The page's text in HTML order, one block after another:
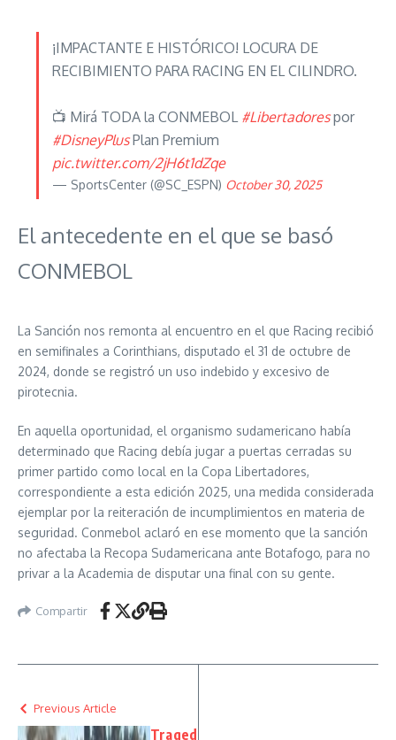
¡IMPACTANTE E HISTÓRICO! LOCURA DE
RECIBIMIENTO PARA RACING EN EL CILINDRO.
📺 Mirá TODA la CONMEBOL #Libertadorespor
#DisneyPlusPlan Premium
pic.twitter.com/2jH6t1dZqe
— SportsCenter (@SC_ESPN) October 30, 2025
El antecedente en el que se basó
CONMEBOL
La Sanción nos remonta al encuentro en el que Racing recibió
en semifinales a Corinthians, disputado el 31 de octubre de
2024, donde se registró un uso indebido y excesivo de
pirotecnia.
En aquella oportunidad, el organismo sudamericano había
determinado que Racing debía jugar a puertas cerradas su
primer partido como local en la Copa Libertadores,
correspondiente a esta edición 2025, una medida considerada
ejemplar por la reiteración de incumplimientos en materia de
seguridad. Conmebol aclaró en ese momento que la sanción
no afectaba la Recopa Sudamericana ante Botafogo, para no
privar a la Academia de disputar una final con su gente.
Compartir
Previous Article
Traged